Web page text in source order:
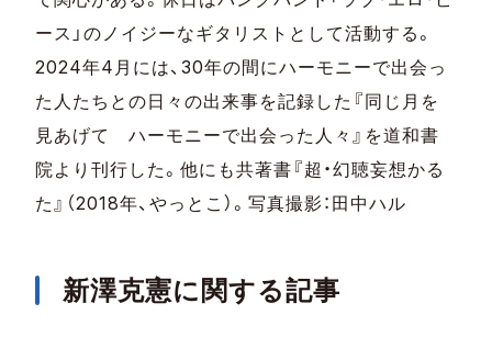
ース」のノイジーなギタリストとして活動する。
2024年4月には、30年の間にハーモニーで出会っ
た人たちとの日々の出来事を記録した『同じ月を
見あげて ハーモニーで出会った人々』を道和書
院より刊行した。他にも共著書『超・幻聴妄想かる
た』（2018年、やっとこ）。写真撮影：田中ハル
新澤克憲に関する記事